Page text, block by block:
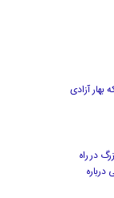
۱۴۰۴/ قیمت سکه بهار آزادی
در راه